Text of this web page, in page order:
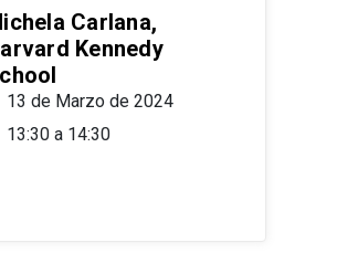
Carlana,
Kennedy
13 de Marzo de 2024
13:30 a 14:30